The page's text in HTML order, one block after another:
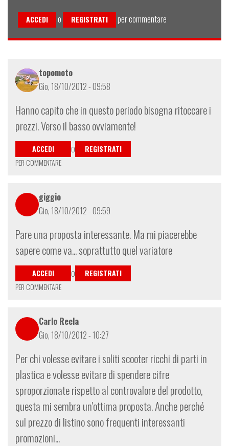
ACCEDI o REGISTRATI per commentare
topomoto
Gio, 18/10/2012 - 09:58
Hanno capito che in questo periodo bisogna ritoccare i
prezzi. Verso il basso ovviamente!
ACCEDI O
REGISTRATI
PER COMMENTARE
giggio
Gio, 18/10/2012 - 09:59
Pare una proposta interessante. Ma mi piacerebbe
sapere come va... soprattutto quel variatore
ACCEDI O
REGISTRATI
PER COMMENTARE
Carlo Recla
Gio, 18/10/2012 - 10:27
Per chi volesse evitare i soliti scooter ricchi di parti in
plastica e volesse evitare di spendere cifre
sproporzionate rispetto al controvalore del prodotto,
questa mi sembra un'ottima proposta. Anche perché
sul prezzo di listino sono frequenti interessanti
promozioni...